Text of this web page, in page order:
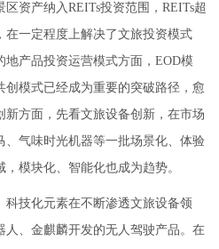
资产纳入REITs投资范围，REITs超
在一定程度上解决了文旅投资模式
产品投资运营模式方面，EOD模
模式已经成为重要的突破路径，愈
方面，先看文旅设备创新，在市场
、气味时光机器等一批场景化、体验
模块化、智能化也成为趋势。
科技化元素在不断渗透文旅设备领
人、金麒麟开发的无人驾驶产品。在